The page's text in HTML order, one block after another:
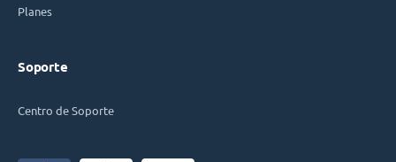
Planes
Soporte
Centro de Soporte